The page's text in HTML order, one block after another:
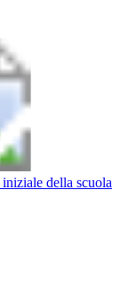
della scuola